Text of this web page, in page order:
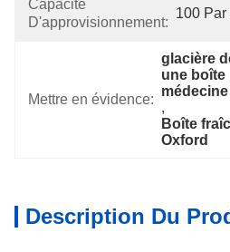
Capacité
D'approvisionnement:
100 Par
Mettre en évidence:
glacière
une boîte
médecine
,
Boîte
Oxford
Description Du